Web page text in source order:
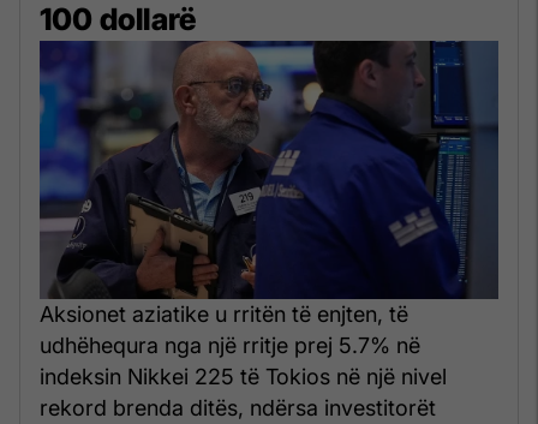
100 dollarë
Aksionet aziatike u rritën të enjten, të
udhëhequra nga një rritje prej 5.7% në
indeksin Nikkei 225 të Tokios në një nivel
rekord brenda ditës, ndërsa investitorët